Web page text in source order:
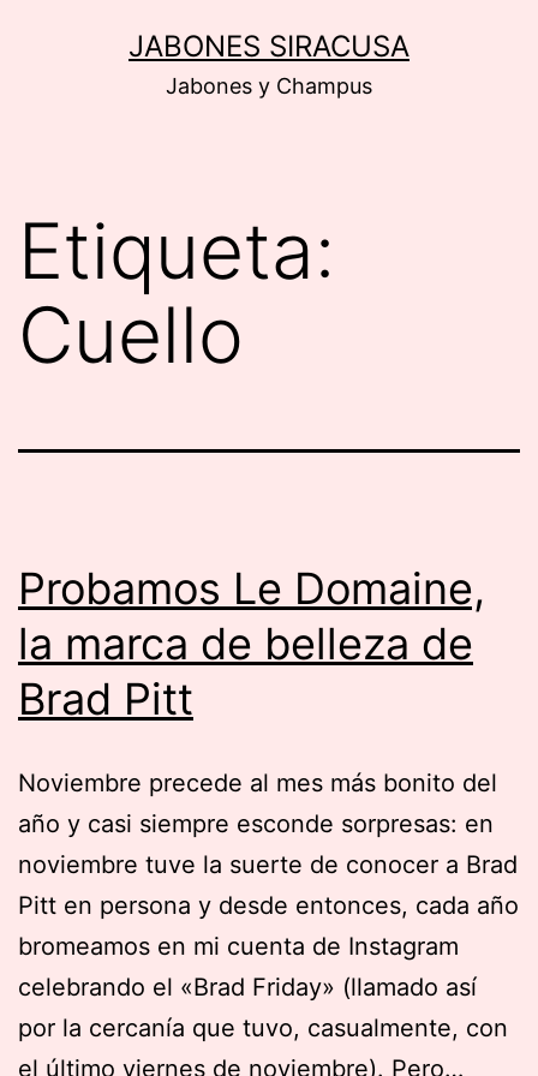
JABONES SIRACUSA
Jabones y Champus
Etiqueta:
Cuello
Probamos Le Domaine,
la marca de belleza de
Brad Pitt
Noviembre precede al mes más bonito del
año y casi siempre esconde sorpresas: en
noviembre tuve la suerte de conocer a Brad
Pitt en persona y desde entonces, cada año
bromeamos en mi cuenta de Instagram
celebrando el «Brad Friday» (llamado así
por la cercanía que tuvo, casualmente, con
el último viernes de noviembre). Pero…